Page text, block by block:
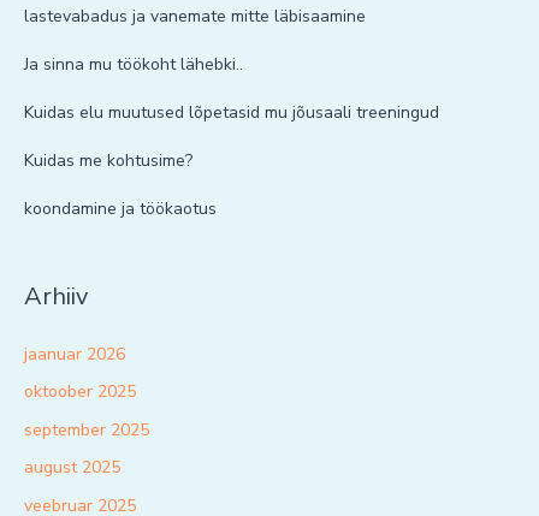
lastevabadus ja vanemate mitte läbisaamine
Ja sinna mu töökoht lähebki..
Kuidas elu muutused lõpetasid mu jõusaali treeningud
Kuidas me kohtusime?
koondamine ja töökaotus
Arhiiv
jaanuar 2026
oktoober 2025
september 2025
august 2025
veebruar 2025